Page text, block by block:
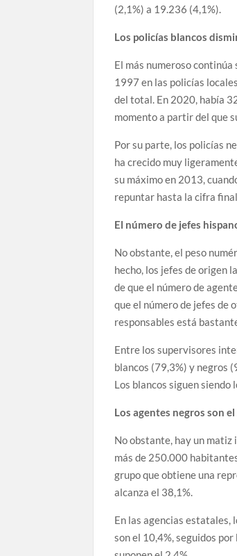
(2,1%) a 19.236 (4,1%).
Los policías blancos
El más numeroso continúa
1997 en las policías
del total. En 2020, había
momento a partir del que
Por su parte, los policías
ha crecido muy
su máximo en 2013,
repuntar hasta la cifra
El número de jefes
No obstante, el peso
hecho, los jefes de origen
de que el número de
que el número de jefes de
responsables está
Entre los supervisores
blancos (79,3%) y negros
Los blancos siguen siendo
Los agentes negros son
No obstante, hay un matiz
más de 250.000
grupo que obtiene una
alcanza el 38,1%.
En las agencias estatales,
son el 10,4%, seguidos